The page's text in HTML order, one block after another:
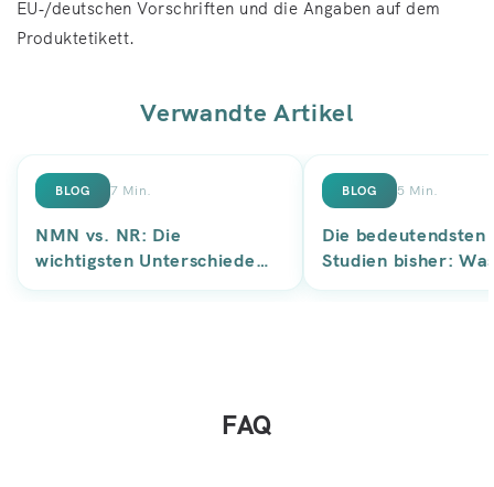
EU‑/deutschen Vorschriften und die Angaben auf dem
Produktetikett.
Verwandte Artikel
BLOG 7 Min.
NMN vs. NR: Die
wichtigsten Unterschiede
und ihre Wirksamkeit im
BLOG 5 Min.
Die bedeutendsten
Studien bisher:
Forschung wirklich
FAQ